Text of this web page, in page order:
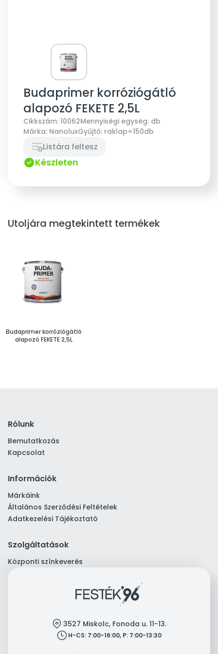
Budaprimer korróziógátló
alapozó FEKETE 2,5L
Cikkszám: 10062Mennyiségi egység: db
Márka: NanoluxGyűjtő: raklap=150db
Listára feltesz
Készleten
Utoljára megtekintett termékek
Budaprimer korróziógátló
alapozó FEKETE 2,5L
Rólunk
Bemutatkozás
Kapcsolat
Információk
Márkáink
Általános Szerződési Feltételek
Adatkezelési Tájékoztató
Szolgáltatások
Központi színkeverés
location 3527 Miskolc, Fonoda u. 11-13.
clock H-CS: 7:00-16:00, P: 7:00-13:30